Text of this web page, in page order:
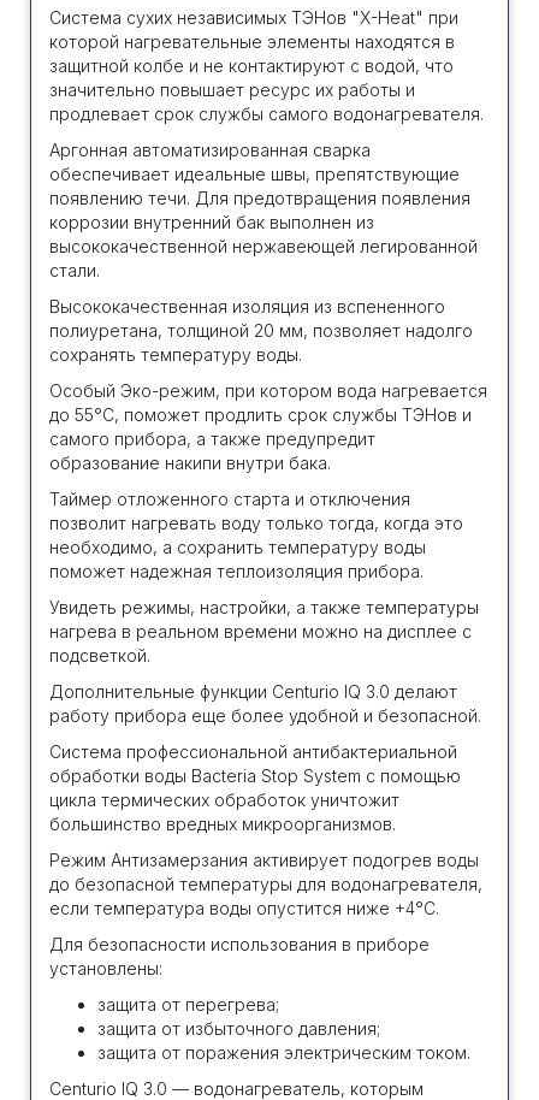
Система сухих независимых ТЭНов "X-Heat" при
которой нагревательные элементы находятся в
защитной колбе и не контактируют с водой, что
значительно повышает ресурс их работы и
продлевает срок службы самого водонагревателя.
Аргонная автоматизированная сварка
обеспечивает идеальные швы, препятствующие
появлению течи. Для предотвращения появления
коррозии внутренний бак выполнен из
высококачественной нержавеющей легированной
стали.
Высококачественная изоляция из вспененного
полиуретана, толщиной 20 мм, позволяет надолго
сохранять температуру воды.
Особый Эко-режим, при котором вода нагревается
до 55°С, поможет продлить срок службы ТЭНов и
самого прибора, а также предупредит
образование накипи внутри бака.
Таймер отложенного старта и отключения
позволит нагревать воду только тогда, когда это
необходимо, а сохранить температуру воды
поможет надежная теплоизоляция прибора.
Увидеть режимы, настройки, а также температуры
нагрева в реальном времени можно на дисплее с
подсветкой.
Дополнительные функции Centurio IQ 3.0 делают
работу прибора еще более удобной и безопасной.
Система профессиональной антибактериальной
обработки воды Bacteria Stop System с помощью
цикла термических обработок уничтожит
большинство вредных микроорганизмов.
Режим Антизамерзания активирует подогрев воды
до безопасной температуры для водонагревателя,
если температура воды опустится ниже +4°С.
Для безопасности использования в приборе
установлены:
защита от перегрева;
защита от избыточного давления;
защита от поражения электрическим током.
Сenturio IQ 3.0 — водонагреватель, которым